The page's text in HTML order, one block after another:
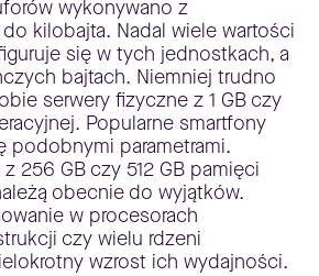
wykonywano z
kilobajta. Nadal wiele wartości
się w tych jednostkach, a
bajtach. Niemniej trudno
serwery fizyczne z 1 GB czy
Popularne smartfony
podobnymi parametrami.
256 GB czy 512 GB pamięci
obecnie do wyjątków.
w procesorach
czy wielu rdzeni
wzrost ich wydajności.